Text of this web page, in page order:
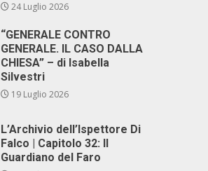
24 Luglio 2026
“GENERALE CONTRO
GENERALE. IL CASO DALLA
CHIESA” – di Isabella
Silvestri
19 Luglio 2026
L’Archivio dell’Ispettore Di
Falco | Capitolo 32: Il
Guardiano del Faro